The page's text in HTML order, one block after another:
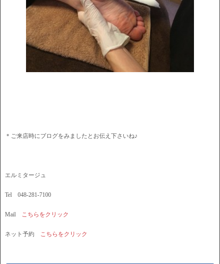
＊ご来店時にブログをみましたとお伝え下さいね♪
エルミタージュ
Tel 048-281-7100
Mail こちらをクリック
ネット予約 こちらをクリック